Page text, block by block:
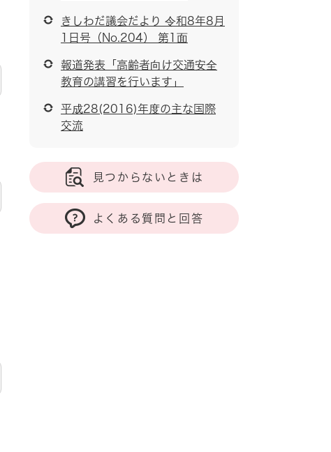
きしわだ議会だより 令和8年8月
1日号（No.204） 第1面
報道発表「高齢者向け交通安全
教育の講習を行います」
平成28(2016)年度の主な国際
交流
見つからないときは
よくある質問と回答